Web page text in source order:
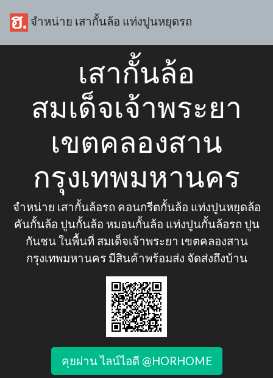
จำหน่าย เสากั้นล้อ แท่งปูนหยุดรถ
เสากั้นล้อ
สมเด็จเจ้าพระยา
เขตคลองสาน
กรุงเทพมหานคร
จำหน่าย เสากั้นล้อรถ คอนกรีตกั้นล้อ แท่งปูนหยุดล้อ
คันกั้นล้อ ปูนกั้นล้อ หมอนกั้นล้อ แท่งปูนกั้นล้อรถ ปูน
กันชน ในพื้นที่ สมเด็จเจ้าพระยา เขตคลองสาน
กรุงเทพมหานคร มีสินค้าพร้อมส่ง จัดส่งถึงบ้าน
คุยผ่าน ไลน์ไอดี @HORHOME